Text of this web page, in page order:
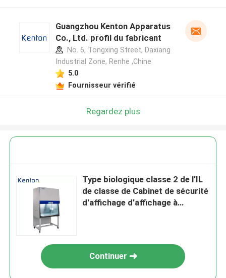
Guangzhou Kenton Apparatus
Co., Ltd. profil du fabricant
No. 6, Tongxing Street, Daxiang
Industrial Zone, Renhe ,Chine
5.0
Fournisseur vérifié
Regardez plus
Type biologique classe 2 de l'IL
de classe de Cabinet de sécurité
d'affichage d'affichage à
Continuer